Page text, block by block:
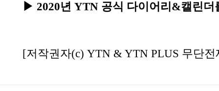
▶ 2020년 YTN 공식 다이어리&캘린더
[저작권자(c) YTN & YTN PLUS 무단